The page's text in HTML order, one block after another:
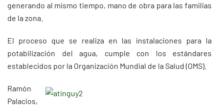
generando al mismo tiempo, mano de obra para las familias
de la zona.
El proceso que se realiza en las instalaciones para la
potabilización del agua, cumple con los estándares
establecidos por la Organización Mundial de la Salud (OMS).
Ramón
Palacios,